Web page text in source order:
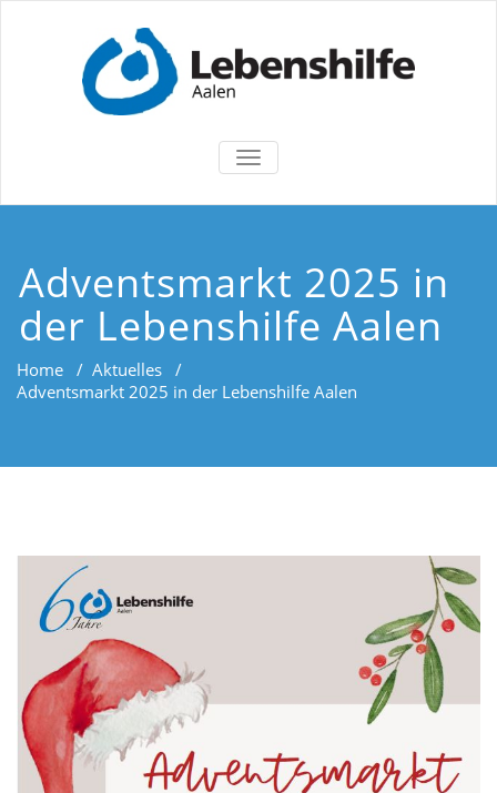
TOGGLE
Adventsmarkt 2025 in
der Lebenshilfe Aalen
Home / Aktuelles /
Adventsmarkt 2025 in der Lebenshilfe Aalen